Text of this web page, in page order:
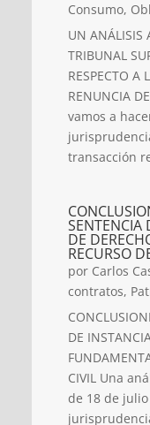
Consumo,
UN ANÁLISIS
TRIBUNAL
RESPECTO A
RENUNCIA
vamos a
transacción
SENTENCIA
DE
RECURSO
por Carlos
contratos,
DE
CIVIL Una
de 18 de